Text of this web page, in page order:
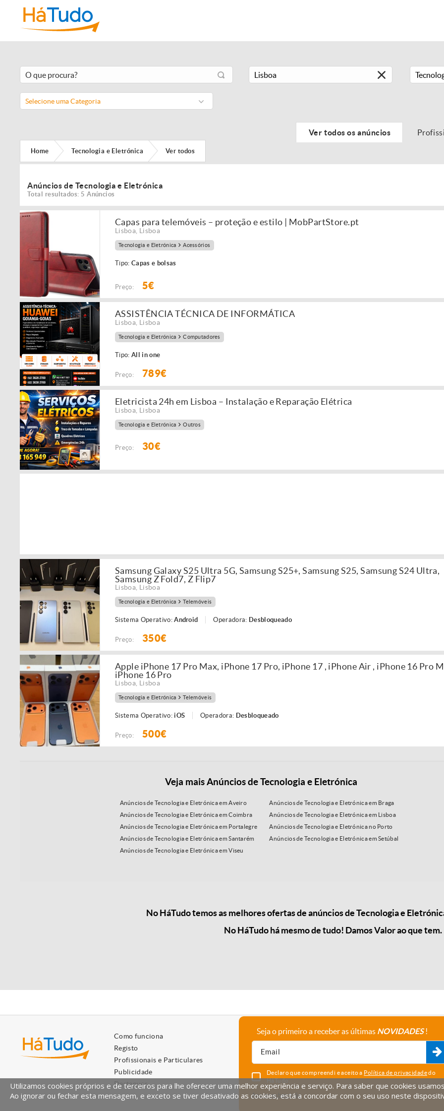
Selecione uma Categoria
Home Tecnologia e Eletrónica Ver todos
Ver todos os anúncios
Anúncios de Tecnologia e Eletrónica
Total resultados: 5 Anúncios
Capas para telemóveis – proteção e estilo | MobPartStore.pt
Lisboa Lisboa
Tecnologia e Eletrónica Acessórios
Tipo: Capas e bolsas
Preço: 5€
ASSISTÊNCIA TÉCNICA DE INFORMÁTICA
Lisboa Lisboa
Tecnologia e Eletrónica Computadores
Tipo: All in one
Preço: 789€
Eletricista 24h em Lisboa – Instalação e Reparação Elétrica
Lisboa Lisboa
Tecnologia e Eletrónica Outros
Preço: 30€
Samsung Galaxy S25 Ultra 5G, Samsung S25+, Samsung S25, Samsung S24 Ultra,
Samsung Z Fold7, Z Flip7
Lisboa Lisboa
Tecnologia e Eletrónica Telemóveis
Sistema Operativo:Android Operadora: Desbloqueado
Preço: 350€
Apple iPhone 17 Pro Max, iPhone 17 Pro, iPhone 17 , iPhone Air , iPhone 16 Pro
iPhone 16 Pro
Lisboa Lisboa
Tecnologia e Eletrónica Telemóveis
Sistema Operativo: iOS Operadora: Desbloqueado
Preço: 500€
Veja mais Anúncios de Tecnologia e Eletrónica
Anúncios de Tecnologia e Eletrónica em Aveiro
Anúncios de Tecnologia e Eletrónica em Braga
Anúncios de Tecnologia e Eletrónica em Coimbra
Anúncios de Tecnologia e Eletrónica em Lisboa
Anúncios de Tecnologia e Eletrónica em Portalegre
Anúncios de Tecnologia e Eletrónica no Porto
Anúncios de Tecnologia e Eletrónica em Santarém
Anúncios de Tecnologia e Eletrónica em Setúbal
Anúncios de Tecnologia e Eletrónica em Viseu
No HáTudo temos as melhores ofertas de anúncios de Tecnologia e
No HáTudo há mesmo de tudo! Damos Valor ao que tem.
Como funciona
Registo
Profissionais e Particulares
Publicidade
Destaques
A empresa
Parceiros
Seja o primeiro a receber as últimas NOVIDADES!
Declaro que compreendi e aceito a Política de privacidadedo
HáTudo.
Anular subscrição
Utilizamos cookies próprios e de terceiros para lhe oferecer uma melhor experiência e serviço. Para saber que cookies
Ao ignorar ou fechar esta mensagem, e exceto se tiver desativado as cookies, está a concordar com o seu uso neste